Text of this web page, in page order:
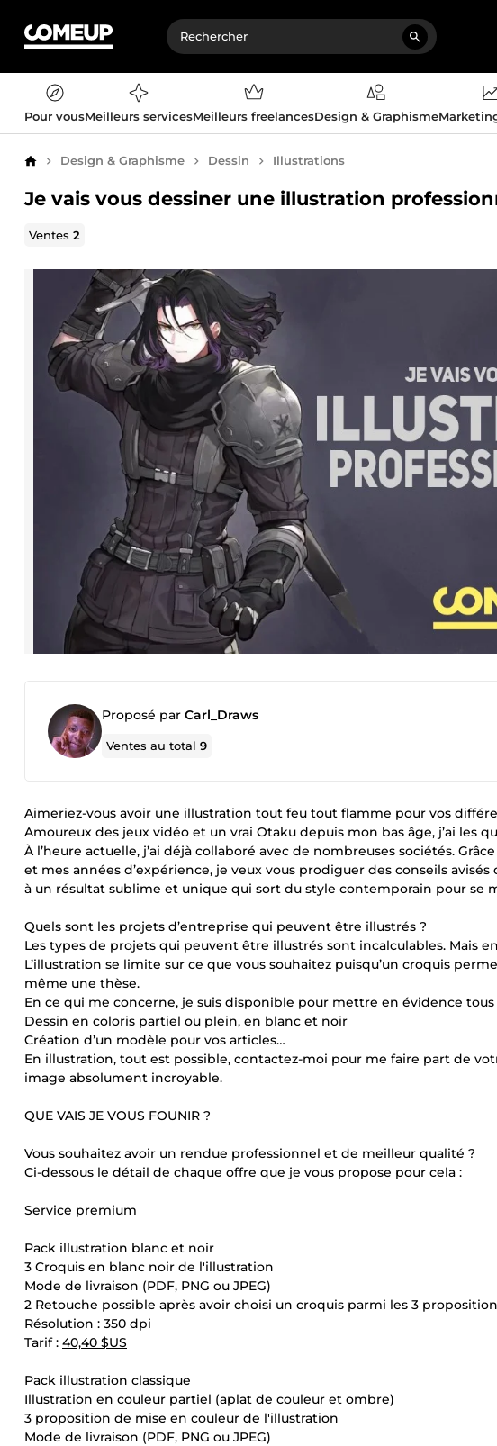
Pour vousMeilleurs servicesMeilleurs freelancesDesign & Graphisme
AccueilDesign & Graphisme Dessin Illustrations
Je vais vous dessiner une illustration
Ventes2
Proposé par Carl_Draws
Ventes au total9
Aimeriez-vous avoir une illustration tout feu tout flamme pour vos
Amoureux des jeux vidéo et un vrai Otaku depuis mon bas âge, j’ai les
À l’heure actuelle, j’ai déjà collaboré avec de nombreuses sociétés.
et mes années d’expérience, je veux vous prodiguer des conseils
à un résultat sublime et unique qui sort du style contemporain pour se
Quels sont les projets d’entreprise qui peuvent être illustrés ?
Les types de projets qui peuvent être illustrés sont incalculables. Mais
L’illustration se limite sur ce que vous souhaitez puisqu’un croquis
même une thèse.
En ce qui me concerne, je suis disponible pour mettre en évidence
Dessin en coloris partiel ou plein, en blanc et noir
Création d’un modèle pour vos articles…
En illustration, tout est possible, contactez-moi pour me faire part de
image absolument incroyable.
QUE VAIS JE VOUS FOUNIR ?
Vous souhaitez avoir un rendue professionnel et de meilleur qualité ?
Ci-dessous le détail de chaque offre que je vous propose pour cela :
Service premium
Pack illustration blanc et noir
3 Croquis en blanc noir de l'illustration
Mode de livraison (PDF, PNG ou JPEG)
2 Retouche possible après avoir choisi un croquis parmi les 3 proposition
Résolution : 350 dpi
Tarif : 40,40 $US
Pack illustration classique
Illustration en couleur partiel (aplat de couleur et ombre)
3 proposition de mise en couleur de l'illustration
Mode de livraison (PDF, PNG ou JPEG)